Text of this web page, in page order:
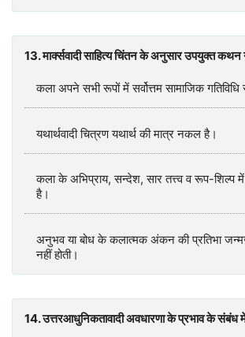
13. मार्क्सवादी साहित्य चिंतन के अनुसार उपयुक्त कथन
कला अपने सभी रूपों में सर्वोत्तम सामाजिक गतिविधि
यथार्थवादी चित्रण यथार्थ की मात्र नकल है।
कला के अभिप्राय, सन्देश, सार तत्त्व व रूप-शिल्प में
है।
अनुभव या बोध के कलात्मक अंकन की प्रतिभा
नहीं होती।
14. उत्तरआधुनिकतावादी अवधारणा के प्रभाव के